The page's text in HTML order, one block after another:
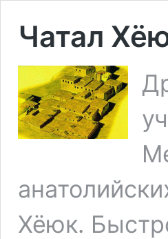
Чатал
Хёюк.